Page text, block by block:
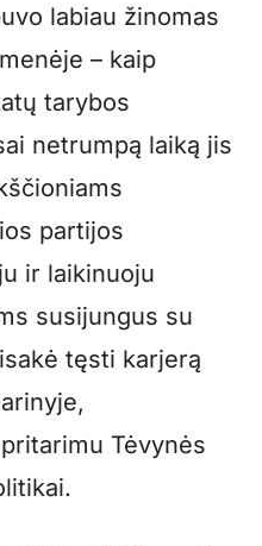
labiau žinomas
– kaip
tarybos
netrumpą laiką jis
partijos
ir laikinuoju
susijungus su
tęsti karjerą
Tėvynės